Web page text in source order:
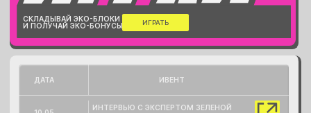
СКЛАДЫВАЙ ЭКО-БЛОКИ
И ПОЛУЧАЙ ЭКО-БОНУСЫ
ИГРАТЬ
ДАТА ИВЕНТ
ИНТЕРВЬЮ С ЭКСПЕРТОМ ЗЕЛЕНОЙ